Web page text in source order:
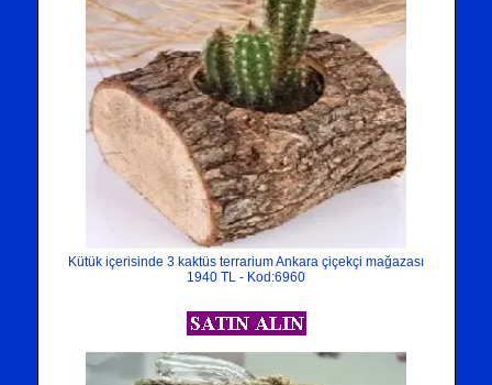
Kütük içerisinde 3 kaktüs terrarium Ankara çiçekçi mağazası
1940 TL - Kod:6960